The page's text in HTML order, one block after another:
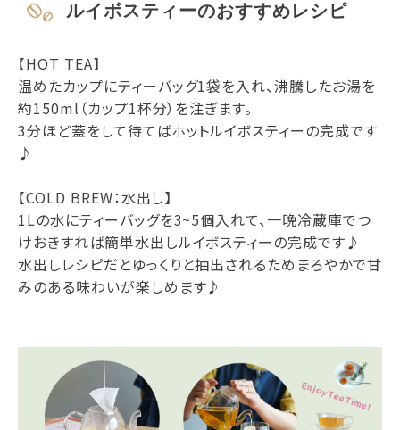
ルイボスティーのおすすめレシピ
【HOT TEA】
温めたカップにティーバッグ1袋を入れ、沸騰したお湯を
約150ml（カップ1杯分）を注ぎます。
3分ほど蓋をして待てばホットルイボスティーの完成です
♪
【COLD BREW：水出し】
1Lの水にティーバッグを3~5個入れて、一晩冷蔵庫でつ
けおきすれば簡単水出しルイボスティーの完成です♪
水出しレシピだとゆっくりと抽出されるためまろやかで甘
みのある味わいが楽しめます♪